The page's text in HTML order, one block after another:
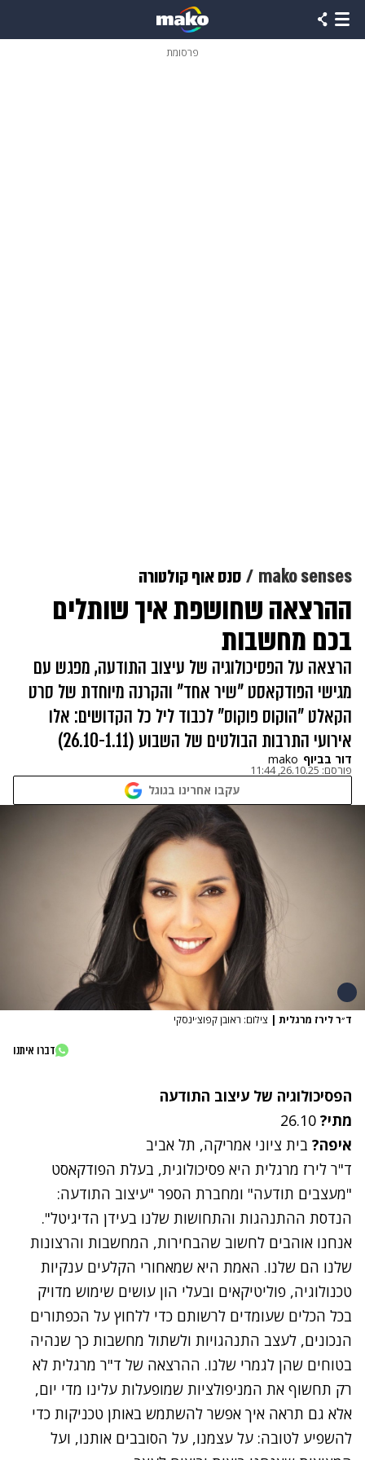
פרסומת
mako senses סנס אוף קולטורה
ההרצאה שחושפת איך שותלים
בכם מחשבות
הרצאה על הפסיכולוגיה של עיצוב התודעה, מפגש עם
מגישי הפודקאסט "שיר אחד" והקרנה מיוחדת של סרט
הקאלט "הוקוס פוקוס" לכבוד ליל כל הקדושים: אלו
אירועי התרבות הבולטים של השבוע (26.10-1.11)
דור בביוף mako
פורסם: 26.10.25, 11:44
עקבו אחרינו בגוגל
ד״ר לירז מרגלית | צילום: ראובן קפוצ׳ינסקי
דברו איתנו
הפסיכולוגיה של עיצוב התודעה
מתי?
איפה? בית ציוני אמריקה, תל אביב
ד"ר לירז מרגלית היא פסיכולוגית, בעלת הפודקאסט
"מעצבים תודעה" ומחברת הספר "עיצוב התודעה:
הנדסת ההתנהגות והתחושות שלנו בעידן הדיגיטל".
אנחנו אוהבים לחשוב שהבחירות, המחשבות והרצונות
שלנו הם שלנו. האמת היא שמאחורי הקלעים ענקיות
טכנולוגיה, פוליטיקאים ובעלי הון עושים שימוש מדויק
בכל הכלים שעומדים לרשותם כדי ללחוץ על הכפתורים
הנכונים, לעצב התנהגויות ולשתול מחשבות כך שנהיה
בטוחים שהן לגמרי שלנו. ההרצאה של ד"ר מרגלית לא
רק תחשוף את המניפולציות שמופעלות עלינו מדי יום,
אלא גם תראה איך אפשר להשתמש באותן טכניקות כדי
להשפיע לטובה: על עצמנו, על הסובבים אותנו, ועל